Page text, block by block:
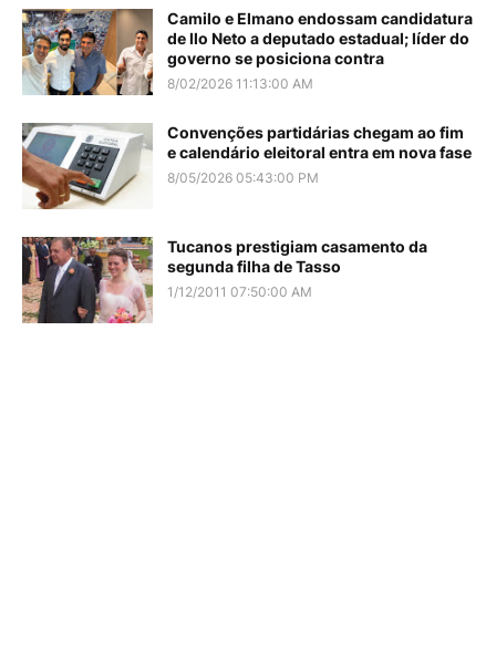
Camilo e Elmano endossam candidatura
de Ilo Neto a deputado estadual; líder do
governo se posiciona contra
8/02/2026 11:13:00 AM
Convenções partidárias chegam ao fim
e calendário eleitoral entra em nova fase
8/05/2026 05:43:00 PM
Tucanos prestigiam casamento da
segunda filha de Tasso
1/12/2011 07:50:00 AM